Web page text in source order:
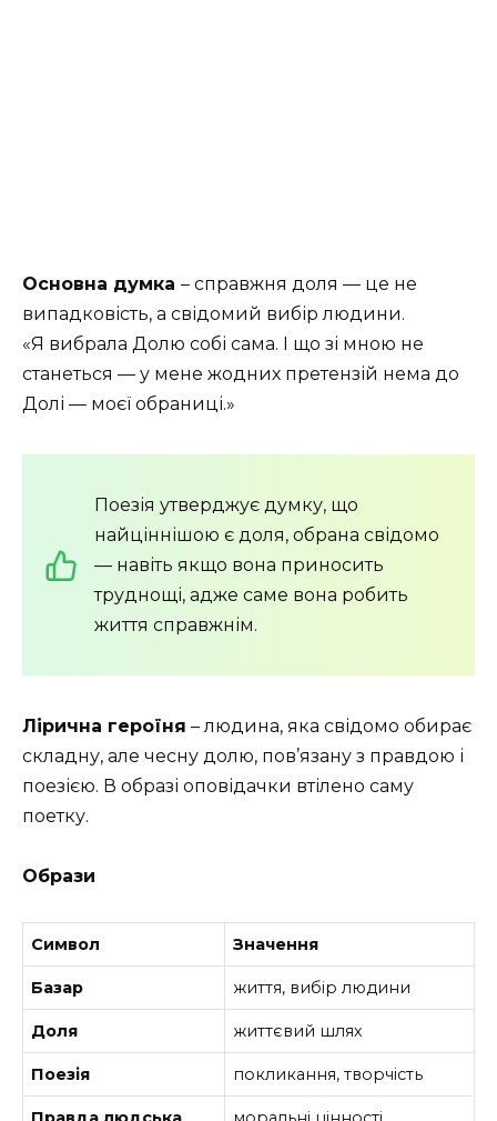
Основна думка – справжня доля — це не
випадковість, а свідомий вибір людини.
«Я вибрала Долю собі сама. І що зі мною не
станеться — у мене жодних претензій нема до
Долі — моєї обраниці.»
Поезія утверджує думку, що
найціннішою є доля, обрана свідомо
— навіть якщо вона приносить
труднощі, адже саме вона робить
життя справжнім.
Лірична героїня – людина, яка свідомо обирає
складну, але чесну долю, пов’язану з правдою і
поезією. В образі оповідачки втілено саму
поетку.
Образи
Символ Значення
Базар життя, вибір людини
Доля життєвий шлях
Поезія покликання, творчість